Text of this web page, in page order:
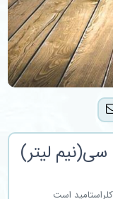
مقایسه
پیشنهاد به دوست
است